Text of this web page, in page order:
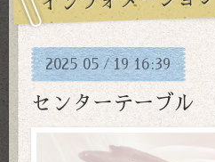
2025 05 /19 16:39
センターテーブル